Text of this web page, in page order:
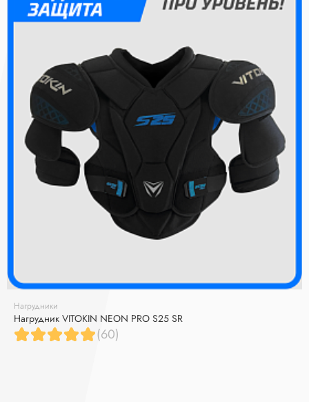
Нагрудники
Нагрудник VITOKIN NEON PRO S25 SR
(60)